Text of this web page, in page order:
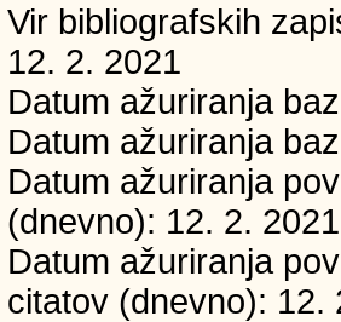
Vir bibliografskih
12. 2. 2021
Datum ažuriranja
Datum ažuriranja
Datum ažuriranja
(dnevno): 12. 2. 2021
Datum ažuriranja
citatov (dnevno): 12.